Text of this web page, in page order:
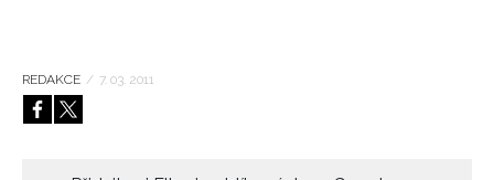
REDAKCE / 7. 03. 2011